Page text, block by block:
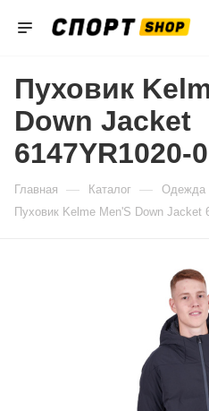
Пуховик
Down Jacket
6147YR1020-
Главная — Каталог — Одежда
Пуховик Kelme Men'S Down Jacket